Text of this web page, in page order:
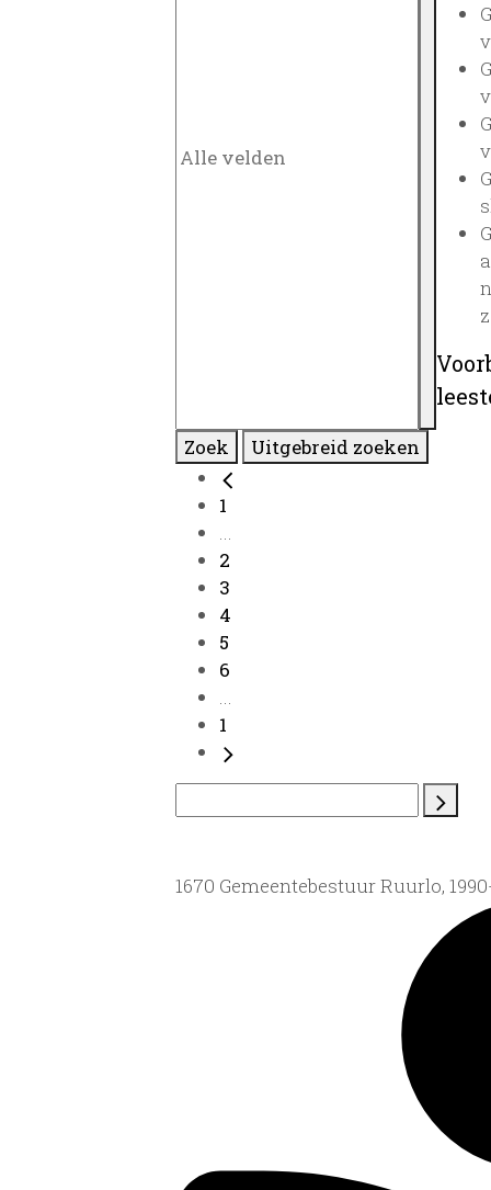
Zoek Uitgebreid zoeken
1
...
2
3
4
5
6
...
1
1670 Gemeentebestuur Ruurlo,